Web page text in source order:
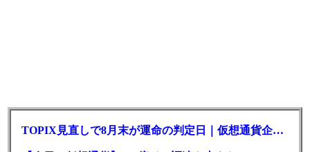
TOPIX見直しで8月末が運命の判定日｜仮想通貨企業に二重の壁